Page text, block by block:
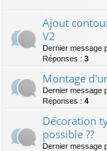
Ajout
V2
Dernier message
Réponses : 3
Montage
Dernier message
Réponses : 4
Décoration
possible ??
Dernier message